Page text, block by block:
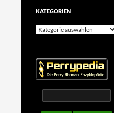
KATEGORIEN
Kategorien